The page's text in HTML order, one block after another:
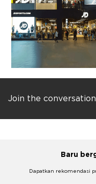
Join the conversation
Baru
Dapatkan rekomendasi